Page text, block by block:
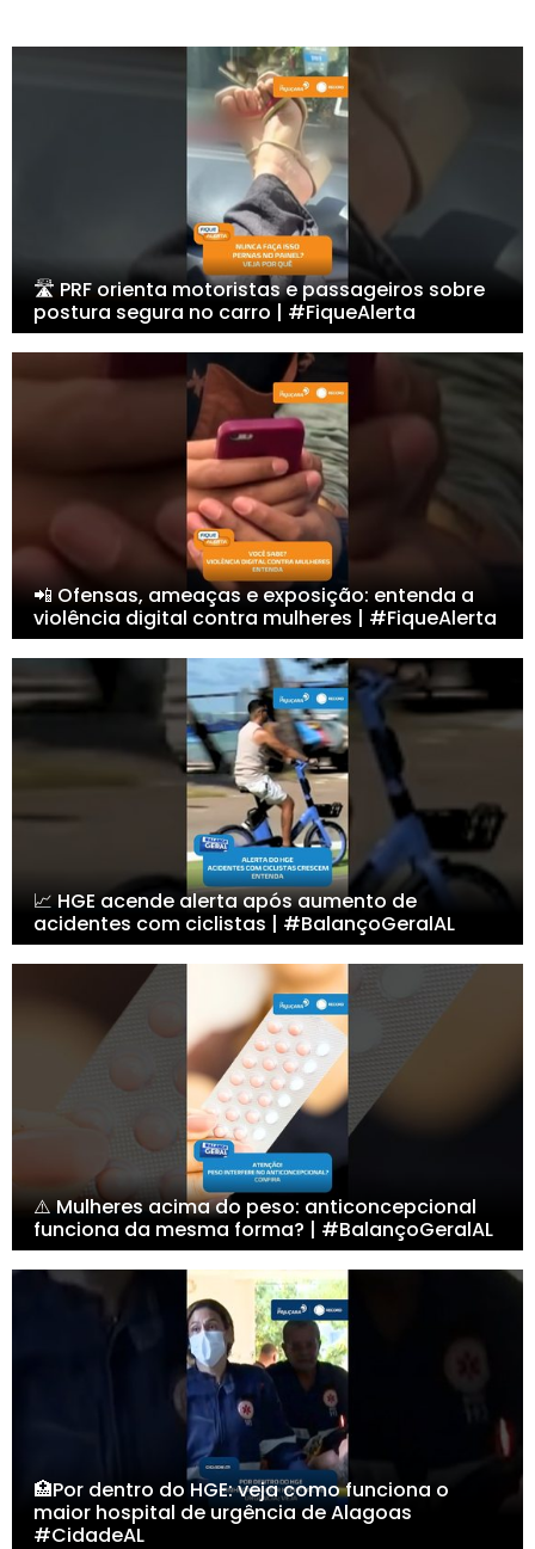
🛣️ PRF orienta motoristas e passageiros sobre
postura segura no carro | #FiqueAlerta
📲 Ofensas, ameaças e exposição: entenda a
violência digital contra mulheres | #FiqueAlerta
📈 HGE acende alerta após aumento de
acidentes com ciclistas | #BalançoGeralAL
⚠️ Mulheres acima do peso: anticoncepcional
funciona da mesma forma? | #BalançoGeralAL
🏥Por dentro do HGE: veja como funciona o
maior hospital de urgência de Alagoas
#CidadeAL